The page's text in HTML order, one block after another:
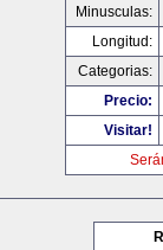
Minusculas:
Longitud:
Categorias:
Precio:
Visitar!